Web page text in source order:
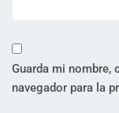
Guarda mi nombre,
navegador para la